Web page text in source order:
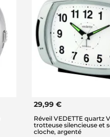
29,99 €
Réveil VEDETTE quartz
trotteuse silencieuse et
cloche, argenté